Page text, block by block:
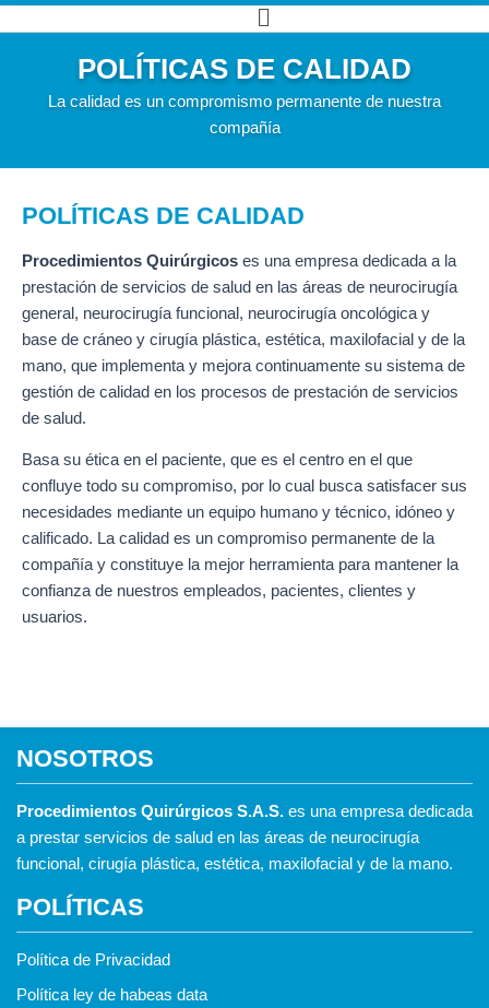
al
Main
POLÍTICAS DE CALIDAD
La calidad es un compromismo permanente de nuestra
compañía
POLÍTICAS DE CALIDAD
Procedimientos Quirúrgicos es una empresa dedicada a la
prestación de servicios de salud en las áreas de neurocirugía
general, neurocirugía funcional, neurocirugía oncológica y
base de cráneo y cirugía plástica, estética, maxilofacial y de la
mano, que implementa y mejora continuamente su sistema de
gestión de calidad en los procesos de prestación de servicios
de salud.
Basa su ética en el paciente, que es el centro en el que
confluye todo su compromiso, por lo cual busca satisfacer sus
necesidades mediante un equipo humano y técnico, idóneo y
calificado. La calidad es un compromiso permanente de la
compañía y constituye la mejor herramienta para mantener la
confianza de nuestros empleados, pacientes, clientes y
usuarios.
NOSOTROS
Procedimientos Quirúrgicos S.A.S. es una empresa dedicada
a prestar servicios de salud en las áreas de neurocirugía
funcional, cirugía plástica, estética, maxilofacial y de la mano.
POLÍTICAS
Política de Privacidad
Política ley de habeas data